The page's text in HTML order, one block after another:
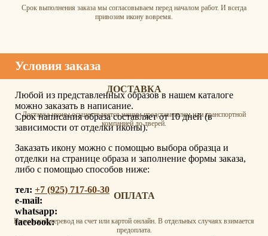
Срок выполнения заказа мы согласовываем перед началом работ. И всегда
привозим икону вовремя.
ДОСТАВКА
Доставка иконы осуществляется нашим представителем или транспортной
компанией до дверей.
ОПЛАТА
Банковский перевод на счет или картой онлайн. В отдельных случаях взимается
предоплата.
Условия заказа
Любой из представленных образов в нашем каталоге
можно заказать в написание.
Срок написания образа составляет от 10 дней (в
зависимости от отделки иконы).
Заказать икону можно с помощью выбора образца и
отделки на странице образа и заполнение формы заказа,
либо с помощью способов ниже:
тел: +7 (925) 717-60-30
e-mail:
whatsapp:
facebook: